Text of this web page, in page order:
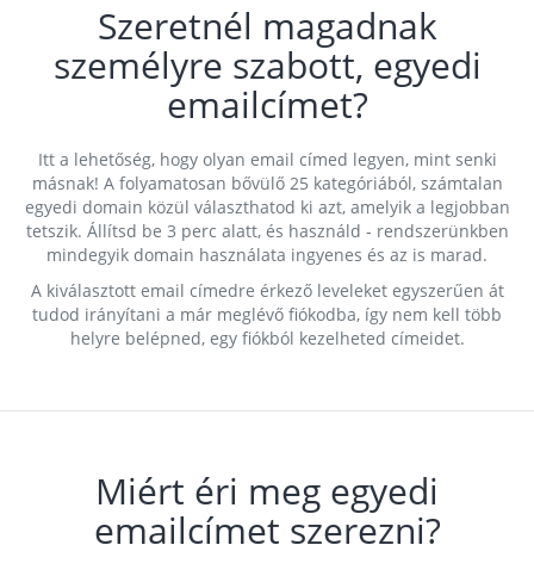
Szeretnél magadnak
személyre szabott, egyedi
emailcímet?
Itt a lehetőség, hogy olyan email címed legyen, mint senki
másnak! A folyamatosan bővülő 25 kategóriából, számtalan
egyedi domain közül választhatod ki azt, amelyik a legjobban
tetszik. Állítsd be 3 perc alatt, és használd - rendszerünkben
mindegyik domain használata ingyenes és az is marad.
A kiválasztott email címedre érkező leveleket egyszerűen át
tudod irányítani a már meglévő fiókodba, így nem kell több
helyre belépned, egy fiókból kezelheted címeidet.
Miért éri meg egyedi
emailcímet szerezni?